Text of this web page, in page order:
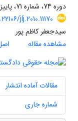
دوره 74، شماره 71، پاییز 1389، صفحه
jlj.2010.11170
سیدجعفر کاظم پور
مشاهده مقاله
مقالات آماده انتشار
شماره جاری